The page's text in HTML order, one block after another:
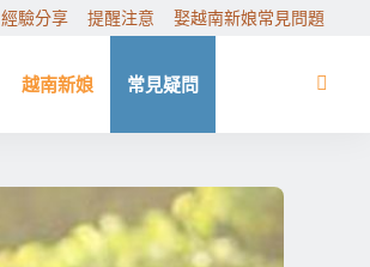
經驗分享 提醒注意 娶越南新娘常見問題
越南新娘 常見疑問